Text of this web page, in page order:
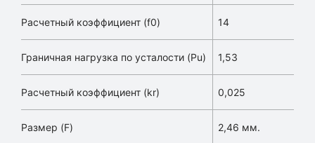
Расчетный коэффициент (f0) 14
Граничная нагрузка по усталости (Pu) 1,53
Расчетный коэффициент (kr) 0,025
Размер (F) 2,46 мм.